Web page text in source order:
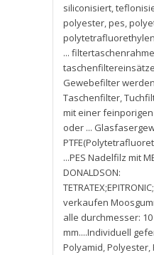
siliconisiert,
polyester,pes,
polytetrafluorethylen
...
taschenfiltereinsätze
Gewebefilter
Taschenfilter,
mit einer
oder ...
...PES Nadelfilz mit
DONALDSON:
verkaufen
alle durchmesser: 10
mm....Individuell
Polyamid,Polyester,